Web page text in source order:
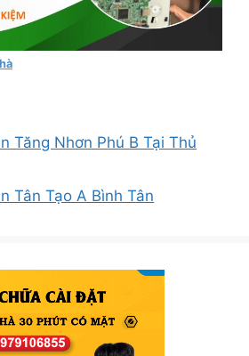
Tăng Nhơn Phú B Tại Thủ
Tân Tạo A Bình Tân